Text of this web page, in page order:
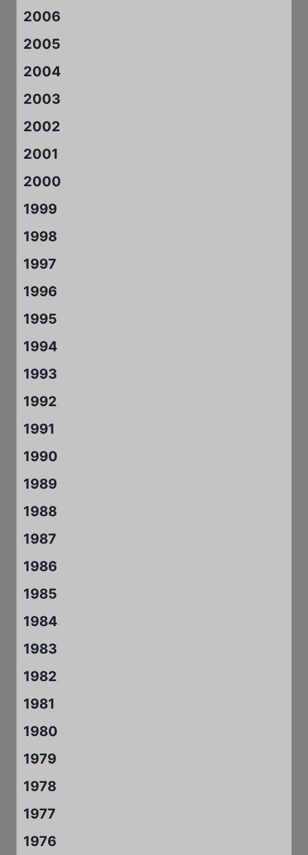
2006
2005
2004
2003
2002
2001
2000
1999
1998
1997
1996
1995
1994
1993
1992
1991
1990
1989
1988
1987
1986
1985
1984
1983
1982
1981
1980
1979
1978
1977
1976